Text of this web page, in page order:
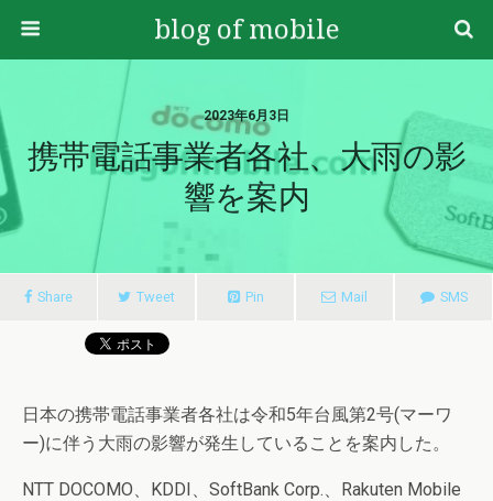
blog of mobile
2023年6月3日
携帯電話事業者各社、大雨の影
響を案内
Share Tweet Pin Mail SMS
日本の携帯電話事業者各社は令和5年台風第2号(マーワ
ー)に伴う大雨の影響が発生していることを案内した。
NTT DOCOMO、KDDI、SoftBank Corp.、Rakuten Mobile